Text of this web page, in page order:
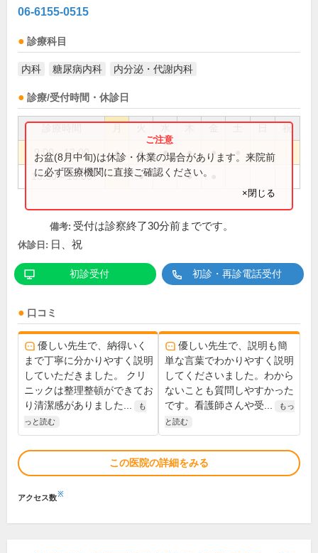
06-6155-0515
診療科目
内科 糖尿病内科 内分泌・代謝内科
診療/受付時間・休診日
祝
9:00～12:00 ● ● ● ● ●
15:30～18:00 ● ●
お盆(8月中旬)は休診・休業の場合があります。来院前
に必ず医療機関に直接ご確認ください。
×閉じる
備考: 受付は診察終了30分前までです。
休診日: 日、祝
初診受付 初診・再診電話受付
口コミ
優しい先生で、納得いく
まで丁寧に分かりやすく説明
していただきました。 クリ
ニックは整理整頓ができてお
り清潔感がありました...
も
っと読む
優しい先生で、説明も簡
単な言葉でわかりやすく説明
してくださいました。わから
ないことも質問しやすかった
です。看護師さんや受...
もっ
と読む
この医院の詳細をみる
アクセス数※